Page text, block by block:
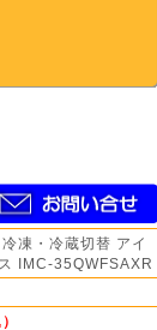
凍・冷蔵切替 アイ
IMC-35QWFSAXR